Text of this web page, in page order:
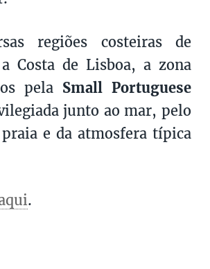
regiões costeiras de
Costa de Lisboa, a zona
pela Small Portuguese
junto ao mar, pelo
e da atmosfera típica
.